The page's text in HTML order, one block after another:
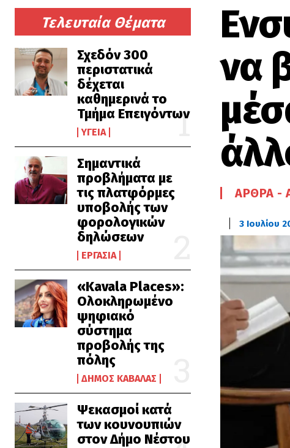
Τελευταία Θέματα
Σχεδόν 300
περιστατικά
δέχεται
καθημερινά το
Τμήμα Επειγόντων
ΥΓΕΊΑ
Σημαντικά
προβλήματα με
τις πλατφόρμες
υποβολής των
φορολογικών
δηλώσεων
ΕΡΓΑΣΊΑ
«Kavala Places»:
Ολοκληρωμένο
ψηφιακό
σύστημα
προβολής της
πόλης
ΔΉΜΟΣ ΚΑΒΆΛΑΣ
Ψεκασμοί κατά
των κουνουπιών
στον Δήμο Νέστου
να
ΆΡΘΡΑ -
3 Ιουλίου